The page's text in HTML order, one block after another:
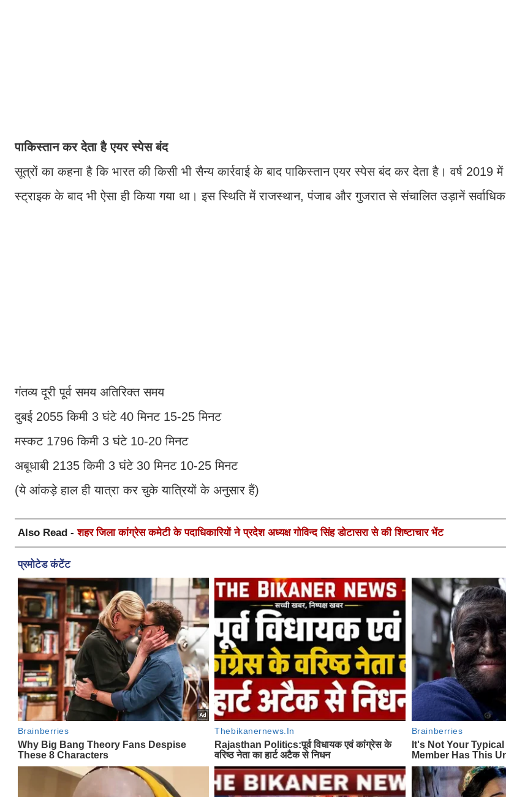
पाकिस्तान कर देता है एयर स्पेस बंद
सूत्रों का कहना है कि भारत की किसी भी सैन्य कार्रवाई के बाद पाकिस्तान एयर स्पेस बंद कर देता है। वर्ष 2019 में
स्ट्राइक के बाद भी ऐसा ही किया गया था। इस स्थिति में राजस्थान, पंजाब और गुजरात से संचालित उड़ानें सर्वाधिक
गंतव्य दूरी पूर्व समय अतिरिक्त समय
दुबई 2055 किमी 3 घंटे 40 मिनट 15-25 मिनट
मस्कट 1796 किमी 3 घंटे 10-20 मिनट
अबूधाबी 2135 किमी 3 घंटे 30 मिनट 10-25 मिनट
(ये आंकड़े हाल ही यात्रा कर चुके यात्रियों के अनुसार हैं)
Also Read -शहर जिला कांग्रेस कमेटी के पदाधिकारियों ने प्रदेश अध्यक्ष गोविन्द सिंह डोटासरा से की शिष्टाचार भेंट